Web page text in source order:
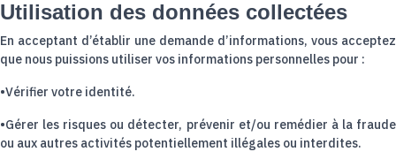
Utilisation des données collectées
En acceptant d’établir une demande d’informations, vous acceptez
que nous puissions utiliser vos informations personnelles pour :
•Vérifier votre identité.
•Gérer les risques ou détecter, prévenir et/ou remédier à la fraude
ou aux autres activités potentiellement illégales ou interdites.